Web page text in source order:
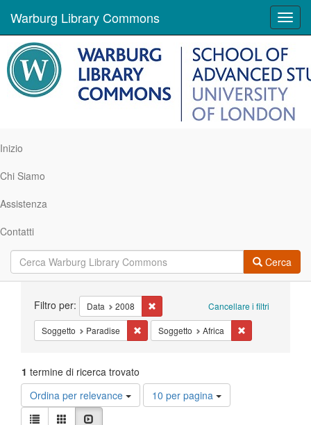
Warburg Library Commons
Inizio
Chi Siamo
Assistenza
Contatti
Cerca
Ricerca Cancellare i filtri
Filtro per: Data 2008 Cancella il filtro Data: 2008
Soggetto Paradise Cancella il filtro Soggetto: Paradise
Soggetto Africa
1 termine di ricerca trovato
Ordina per relevance
Risultati
per
10 per pagina
Visualizza
Lista Galleria